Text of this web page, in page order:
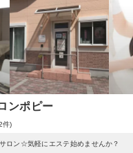
ンポピー
件)
ロン☆気軽にエステ始めませんか？